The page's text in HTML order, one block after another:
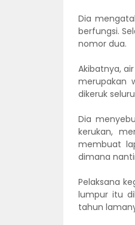
Dia
berfungsi.
nomor dua.
Akibatnya,
merupakan
dikeruk
Dia
kerukan,
membuat
dimana
Pelaksana
lumpur itu
tahun